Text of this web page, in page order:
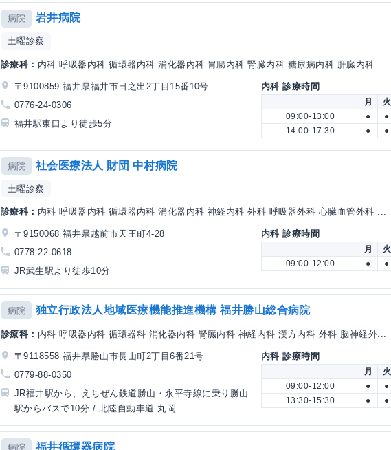
病院 岩井病院
土曜診察
診療科： 内科 呼吸器内科 循環器内科 消化器内科 胃腸内科 腎臓内科 糖尿病内科 肝臓内科 ...
〒9100859 福井県福井市日之出2丁目15番10号
0776-24-0306
福井駅東口より徒歩5分
内科 診療時間
月 火
09:00-13:00
● ●
14:00-17:30
● ●
病院 社会医療法人 財団 中村病院
土曜診察
診療科： 内科 呼吸器内科 循環器内科 消化器内科 神経内科 外科 呼吸器外科 心臓血管外科 ...
〒9150068 福井県越前市天王町4-28
0778-22-0618
JR武生駅より徒歩10分
内科 診療時間
月 火
09:00-12:00
● ●
病院 独立行政法人地域医療機能推進機構 福井勝山総合病院
診療科： 内科 呼吸器内科 循環器科 消化器内科 腎臓内科 神経内科 漢方内科 外科 脳神経外...
〒9118558 福井県勝山市長山町2丁目6番21号
0779-88-0350
JR福井駅から、えちぜん鉄道勝山・永平寺線に乗り勝山
駅からバスで10分 / 北陸自動車道 丸岡...
内科 診療時間
月 火
09:00-12:00
● ●
13:30-15:30
● ●
病院 福井循環器病院